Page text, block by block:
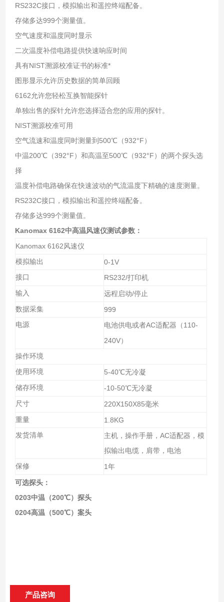
RS232C接口，模拟输出和遥控终端配备。
存储多达999个测量值。
空气速度和温度同时显示
二次温度补偿电路提供快速响应时间
具有NIST溯源校准证书的标准*
图形显示允许历史数据的简单回顾
6162允许您轻松互换智能探针
单独出售的探针允许您选择适合您的应用的探针。
NIST溯源校准可用
空气流速和温度同时测量到500℃（932°F）
中温200℃（392°F）和高温至500℃（932°F）的两个探头选
择
温度补偿电路确保在快速波动的气流温度下精确的速度测量。
RS232C接口，模拟输出和遥控终端配备。
存储多达999个测量值。
Kanomax 6162中高温风速仪测试参数：
Kanomax 6162 风速仪
模拟输出 0-1V
接口 RS232/打印机
输入 远程启动/停止
数据采集 999
电源 电池供电或者AC适配器（ 110-
240V）
操作环境
使用环境 5-40℃无冷凝
储存环境 -10-50℃无冷凝
尺寸 220X150X85毫米
重量 1.8KG
发货清单 主机，操作手册， AC适配器，模
拟输出电缆，肩带，电池
保修 1 年
可选探头：
0203中温（200℃）探头
0204高温（500℃）案头
产品咨询